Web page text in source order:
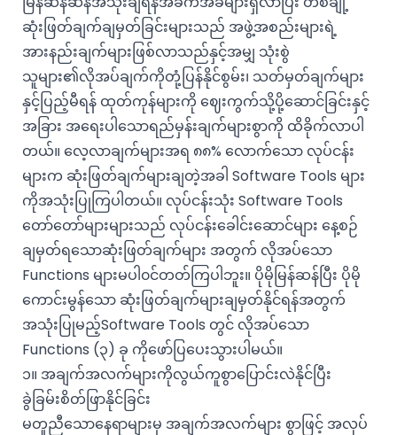
ဆုံးဖြတ်ချက်ချမှတ်ခြင်းများသည် အဖွဲ့အစည်းများရဲ့
အားနည်းချက်များဖြစ်လာသည်နှင့်အမျှ သုံးစွဲ
သူများ၏လိုအပ်ချက်ကိုတုံ့ပြန်နိုင်စွမ်း၊ သတ်မှတ်ချက်များ
နှင့်ပြည့်မီရန် ထုတ်ကုန်များကို ဈေးကွက်သို့ပို့ဆောင်ခြင်းနှင့်
အခြား အရေးပါသောရည်မှန်းချက်များစွာကို ထိခိုက်လာပါ
တယ်။ လေ့လာချက်များအရ ၈၈% လောက်သော လုပ်ငန်း
များက ဆုံးဖြတ်ချက်များချတဲ့အခါ Software Tools များ
ကိုအသုံးပြုကြပါတယ်။ လုပ်ငန်းသုံး Software Tools
တော်တော်များများသည် လုပ်ငန်းခေါင်းဆောင်များ နေ့စဉ်
ချမှတ်ရသောဆုံးဖြတ်ချက်များ အတွက် လိုအပ်သော
Functions များမပါ၀င်တတ်ကြပါဘူး။ ပိုမိုမြန်ဆန်ပြီး ပိုမို
ကောင်းမွန်သော ဆုံးဖြတ်ချက်များချမှတ်နိုင်ရန်အတွက်
အသုံးပြုမည့်Software Tools တွင် လိုအပ်သော
Functions (၃) ခု ကိုဖော်ပြပေးသွားပါမယ်။
၁။ အချက်အလက်များကိုလွယ်ကူစွာပြောင်းလဲနိုင်ပြီး
ခွဲခြမ်းစိတ်ဖြာနိုင်ခြင်း
မတူညီသောနေရာများမှ အချက်အလက်များ စွာဖြင့် အလုပ်